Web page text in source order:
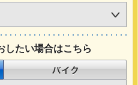
したい場合はこちら